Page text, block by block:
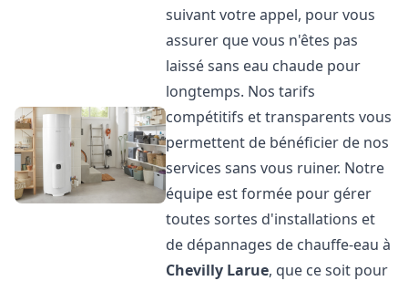
suivant votre appel, pour vous
assurer que vous n'êtes pas
laissé sans eau chaude pour
longtemps. Nos tarifs
compétitifs et transparents vous
permettent de bénéficier de nos
services sans vous ruiner. Notre
équipe est formée pour gérer
toutes sortes d'installations et
de dépannages de chauffe-eau à
Chevilly Larue, que ce soit pour